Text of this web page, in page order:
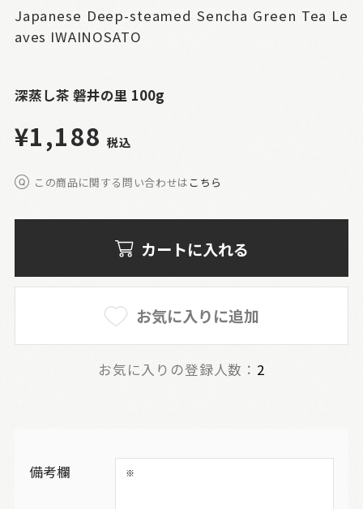
Japanese Deep-steamed Sencha Green Tea Le
aves IWAINOSATO
深蒸し茶 磐井の里 100g
¥1,188 税込
この商品に関する問い合わせは こちら
カートに入れる
お気に入りに追加
お気に入りの登録人数： 2
備考欄